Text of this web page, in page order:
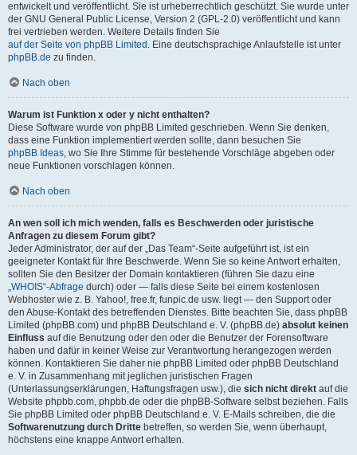
entwickelt und veröffentlicht. Sie ist urheberrechtlich geschützt. Sie wurde unter
der GNU General Public License, Version 2 (GPL-2.0) veröffentlicht und kann
frei vertrieben werden. Weitere Details finden Sie
auf der Seite von phpBB Limited . Eine deutschsprachige Anlaufstelle ist unter
phpBB.de zu finden.
Nach oben
Warum ist Funktion x oder y nicht enthalten?
Diese Software wurde von phpBB Limited geschrieben. Wenn Sie denken,
dass eine Funktion implementiert werden sollte, dann besuchen Sie
phpBB Ideas, wo Sie Ihre Stimme für bestehende Vorschläge abgeben oder
neue Funktionen vorschlagen können.
Nach oben
An wen soll ich mich wenden, falls es Beschwerden oder juristische
Anfragen zu diesem Forum gibt?
Jeder Administrator, der auf der „Das Team“-Seite aufgeführt ist, ist ein
geeigneter Kontakt für Ihre Beschwerde. Wenn Sie so keine Antwort erhalten,
sollten Sie den Besitzer der Domain kontaktieren (führen Sie dazu eine
„WHOIS“-Abfrage durch) oder — falls diese Seite bei einem kostenlosen
Webhoster wie z. B. Yahoo!, free.fr, funpic.de usw. liegt — den Support oder
den Abuse-Kontakt des betreffenden Dienstes. Bitte beachten Sie, dass phpBB
Limited (phpBB.com) und phpBB Deutschland e. V. (phpBB.de) absolut keinen
Einfluss auf die Benutzung oder den oder die Benutzer der Forensoftware
haben und dafür in keiner Weise zur Verantwortung herangezogen werden
können. Kontaktieren Sie daher nie phpBB Limited oder phpBB Deutschland
e. V. in Zusammenhang mit jeglichen juristischen Fragen
(Unterlassungserklärungen, Haftungsfragen usw.), die sich nicht direkt auf die
Website phpbb.com, phpbb.de oder die phpBB-Software selbst beziehen. Falls
Sie phpBB Limited oder phpBB Deutschland e. V. E-Mails schreiben, die die
Softwarenutzung durch Dritte betreffen, so werden Sie, wenn überhaupt,
höchstens eine knappe Antwort erhalten.